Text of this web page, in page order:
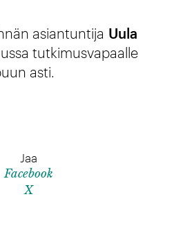
asiantuntija Uula
tutkimusvapaalle
asti.
Jaa
Facebook
X